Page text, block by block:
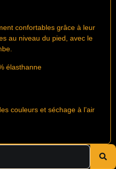
confortables grâce à leur
au niveau du pied, avec le
élasthanne
couleurs et séchage à l’air